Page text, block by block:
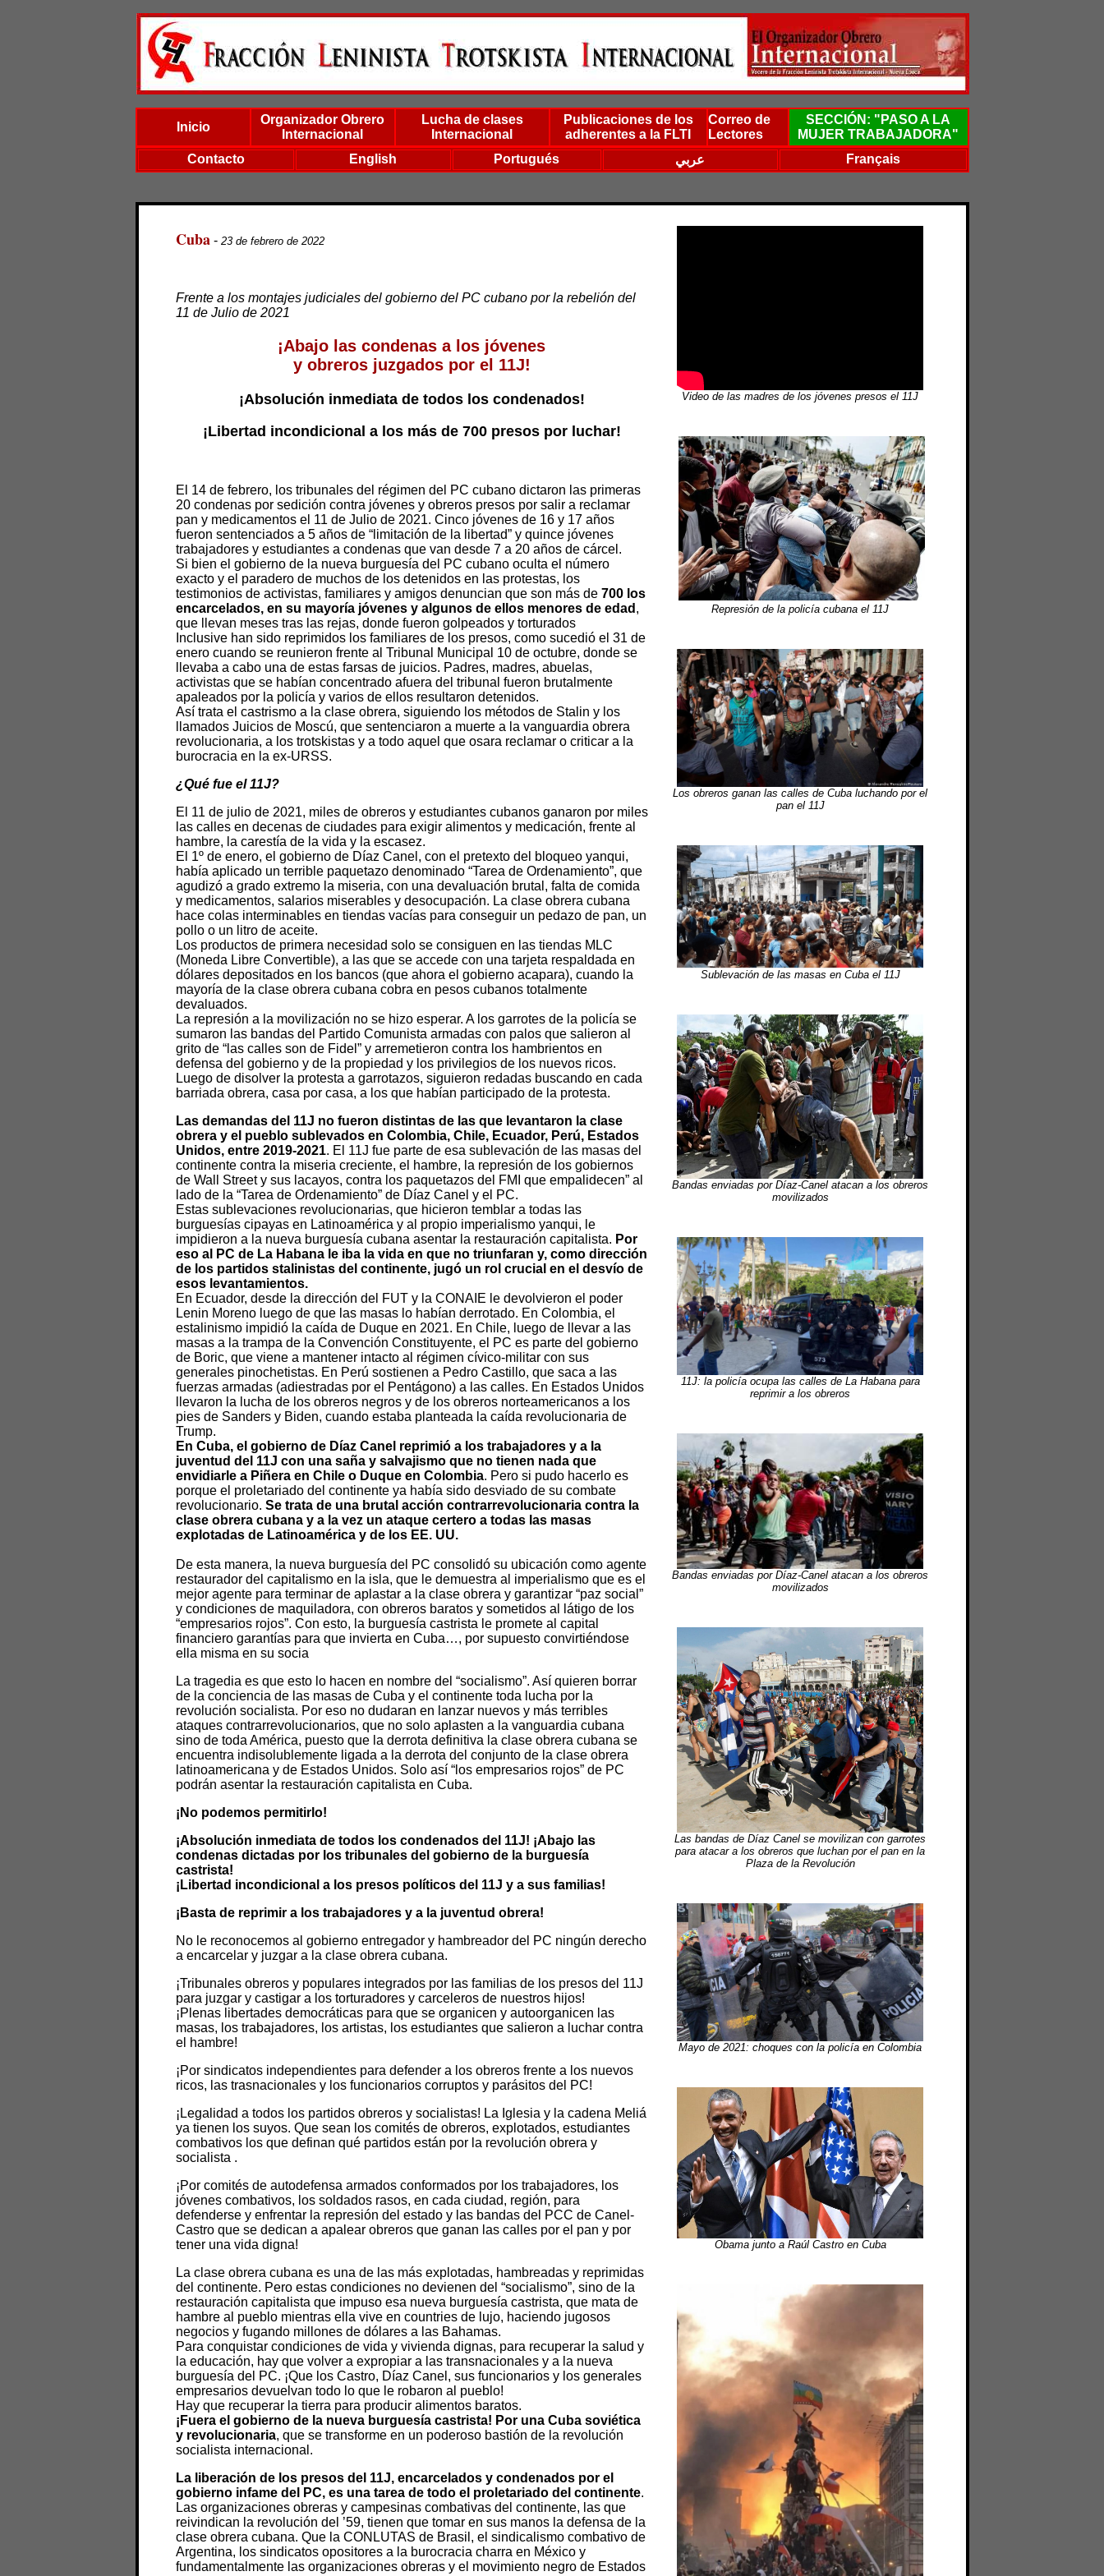
Inicio
Organizador Obrero
Internacional
Lucha de clases
Internacional
Publicaciones de los
adherentes a la FLTI
Correo de
Lectores
SECCIÓN: "PASO A LA
MUJER TRABAJADORA"
Contacto
English Portugués عربي Français
Cuba- 23 de febrero de 2022
Frente a los montajes judiciales del gobierno del PC cubano por la rebelión del
11 de Julio de 2021
¡Abajo las condenas a los jóvenes
y obreros juzgados por el 11J!
¡Absolución inmediata de todos los condenados!
¡Libertad incondicional a los más de 700 presos por luchar!
El 14 de febrero, los tribunales del régimen del PC cubano dictaron las primeras
20 condenas por sedición contra jóvenes y obreros presos por salir a reclamar
pan y medicamentos el 11 de Julio de 2021. Cinco jóvenes de 16 y 17 años
fueron sentenciados a 5 años de “limitación de la libertad” y quince jóvenes
trabajadores y estudiantes a condenas que van desde 7 a 20 años de cárcel.
Si bien el gobierno de la nueva burguesía del PC cubano oculta el número
exacto y el paradero de muchos de los detenidos en las protestas, los
testimonios de activistas, familiares y amigos denuncian que son más de 700 los
encarcelados, en su mayoría jóvenes y algunos de ellos menores de edad ,
que llevan meses tras las rejas, donde fueron golpeados y torturados
Inclusive han sido reprimidos los familiares de los presos, como sucedió el 31 de
enero cuando se reunieron frente al Tribunal Municipal 10 de octubre, donde se
llevaba a cabo una de estas farsas de juicios. Padres, madres, abuelas,
activistas que se habían concentrado afuera del tribunal fueron brutalmente
apaleados por la policía y varios de ellos resultaron detenidos.
Así trata el castrismo a la clase obrera, siguiendo los métodos de Stalin y los
llamados Juicios de Moscú, que sentenciaron a muerte a la vanguardia obrera
revolucionaria, a los trotskistas y a todo aquel que osara reclamar o criticar a la
burocracia en la ex-URSS.
¿Qué fue el 11J?
El 11 de julio de 2021, miles de obreros y estudiantes cubanos ganaron por miles
las calles en decenas de ciudades para exigir alimentos y medicación, frente al
hambre, la carestía de la vida y la escasez.
El 1º de enero, el gobierno de Díaz Canel, con el pretexto del bloqueo yanqui,
había aplicado un terrible paquetazo denominado “Tarea de Ordenamiento”, que
agudizó a grado extremo la miseria, con una devaluación brutal, falta de comida
y medicamentos, salarios miserables y desocupación. La clase obrera cubana
hace colas interminables en tiendas vacías para conseguir un pedazo de pan, un
pollo o un litro de aceite.
Los productos de primera necesidad solo se consiguen en las tiendas MLC
(Moneda Libre Convertible), a las que se accede con una tarjeta respaldada en
dólares depositados en los bancos (que ahora el gobierno acapara), cuando la
mayoría de la clase obrera cubana cobra en pesos cubanos totalmente
devaluados.
La represión a la movilización no se hizo esperar. A los garrotes de la policía se
sumaron las bandas del Partido Comunista armadas con palos que salieron al
grito de “las calles son de Fidel” y arremetieron contra los hambrientos en
defensa del gobierno y de la propiedad y los privilegios de los nuevos ricos.
Luego de disolver la protesta a garrotazos, siguieron redadas buscando en cada
barriada obrera, casa por casa, a los que habían participado de la protesta.
Las demandas del 11J no fueron distintas de las que levantaron la clase
obrera y el pueblo sublevados en Colombia, Chile, Ecuador, Perú, Estados
Unidos, entre 2019-2021. El 11J fue parte de esa sublevación de las masas del
continente contra la miseria creciente, el hambre, la represión de los gobiernos
de Wall Street y sus lacayos, contra los paquetazos del FMI que empalidecen” al
lado de la “Tarea de Ordenamiento” de Díaz Canel y el PC.
Estas sublevaciones revolucionarias, que hicieron temblar a todas las
burguesías cipayas en Latinoamérica y al propio imperialismo yanqui, le
impidieron a la nueva burguesía cubana asentar la restauración capitalista. Por
eso al PC de La Habana le iba la vida en que no triunfaran y, como dirección
de los partidos stalinistas del continente, jugó un rol crucial en el desvío de
esos levantamientos.
En Ecuador, desde la dirección del FUT y la CONAIE le devolvieron el poder
Lenin Moreno luego de que las masas lo habían derrotado. En Colombia, el
estalinismo impidió la caída de Duque en 2021. En Chile, luego de llevar a las
masas a la trampa de la Convención Constituyente, el PC es parte del gobierno
de Boric, que viene a mantener intacto al régimen cívico-militar con sus
generales pinochetistas. En Perú sostienen a Pedro Castillo, que saca a las
fuerzas armadas (adiestradas por el Pentágono) a las calles. En Estados Unidos
llevaron la lucha de los obreros negros y de los obreros norteamericanos a los
pies de Sanders y Biden, cuando estaba planteada la caída revolucionaria de
Trump.
En Cuba, el gobierno de Díaz Canel reprimió a los trabajadores y a la
juventud del 11J con una saña y salvajismo que no tienen nada que
envidiarle a Piñera en Chile o Duque en Colombia. Pero si pudo hacerlo es
porque el proletariado del continente ya había sido desviado de su combate
revolucionario. Se trata de una brutal acción contrarrevolucionaria contra la
clase obrera cubana y a la vez un ataque certero a todas las masas
explotadas de Latinoamérica y de los EE. UU.
De esta manera, la nueva burguesía del PC consolidó su ubicación como agente
restaurador del capitalismo en la isla, que le demuestra al imperialismo que es el
mejor agente para terminar de aplastar a la clase obrera y garantizar “paz social”
y condiciones de maquiladora, con obreros baratos y sometidos al látigo de los
“empresarios rojos”. Con esto, la burguesía castrista le promete al capital
financiero garantías para que invierta en Cuba…, por supuesto convirtiéndose
ella misma en su socia
La tragedia es que esto lo hacen en nombre del “socialismo”. Así quieren borrar
de la conciencia de las masas de Cuba y el continente toda lucha por la
revolución socialista. Por eso no dudaran en lanzar nuevos y más terribles
ataques contrarrevolucionarios, que no solo aplasten a la vanguardia cubana
sino de toda América, puesto que la derrota definitiva la clase obrera cubana se
encuentra indisolublemente ligada a la derrota del conjunto de la clase obrera
latinoamericana y de Estados Unidos. Solo así “los empresarios rojos” de PC
podrán asentar la restauración capitalista en Cuba.
¡No podemos permitirlo!
¡Absolución inmediata de todos los condenados del 11J! ¡Abajo las
condenas dictadas por los tribunales del gobierno de la burguesía
castrista!
¡Libertad incondicional a los presos políticos del 11J y a sus familias!
¡Basta de reprimir a los trabajadores y a la juventud obrera!
No le reconocemos al gobierno entregador y hambreador del PC ningún derecho
a encarcelar y juzgar a la clase obrera cubana.
¡Tribunales obreros y populares integrados por las familias de los presos del 11J
para juzgar y castigar a los torturadores y carceleros de nuestros hijos!
¡Plenas libertades democráticas para que se organicen y autoorganicen las
masas, los trabajadores, los artistas, los estudiantes que salieron a luchar contra
el hambre!
¡Por sindicatos independientes para defender a los obreros frente a los nuevos
ricos, las trasnacionales y los funcionarios corruptos y parásitos del PC!
¡Legalidad a todos los partidos obreros y socialistas! La Iglesia y la cadena Meliá
ya tienen los suyos. Que sean los comités de obreros, explotados, estudiantes
combativos los que definan qué partidos están por la revolución obrera y
socialista .
¡Por comités de autodefensa armados conformados por los trabajadores, los
jóvenes combativos, los soldados rasos, en cada ciudad, región, para
defenderse y enfrentar la represión del estado y las bandas del PCC de Canel-
Castro que se dedican a apalear obreros que ganan las calles por el pan y por
tener una vida digna!
La clase obrera cubana es una de las más explotadas, hambreadas y reprimidas
del continente. Pero estas condiciones no devienen del “socialismo”, sino de la
restauración capitalista que impuso esa nueva burguesía castrista, que mata de
hambre al pueblo mientras ella vive en countries de lujo, haciendo jugosos
negocios y fugando millones de dólares a las Bahamas.
Para conquistar condiciones de vida y vivienda dignas, para recuperar la salud y
la educación, hay que volver a expropiar a las transnacionales y a la nueva
burguesía del PC. ¡Que los Castro, Díaz Canel, sus funcionarios y los generales
empresarios devuelvan todo lo que le robaron al pueblo!
Hay que recuperar la tierra para producir alimentos baratos.
¡Fuera el gobierno de la nueva burguesía castrista! Por una Cuba soviética
y revolucionaria, que se transforme en un poderoso bastión de la revolución
socialista internacional.
La liberación de los presos del 11J, encarcelados y condenados por el
gobierno infame del PC, es una tarea de todo el proletariado del continente.
Las organizaciones obreras y campesinas combativas del continente, las que
reivindican la revolución del ’59, tienen que tomar en sus manos la defensa de la
clase obrera cubana. Que la CONLUTAS de Brasil, el sindicalismo combativo de
Argentina, los sindicatos opositores a la burocracia charra en México y
fundamentalmente las organizaciones obreras y el movimiento negro de Estados
Video de las madres de los jóvenes presos el 11J
Represión de la policía cubana el 11J
Los obreros ganan las calles de Cuba luchando por el
pan el 11J
Sublevación de las masas en Cuba el 11J
Bandas enviadas por Díaz-Canel atacan a los obreros
movilizados
11J: la policía ocupa las calles de La Habana para
reprimir a los obreros
Bandas enviadas por Díaz-Canel atacan a los obreros
movilizados
Las bandas de Díaz Canel se movilizan con garrotes
para atacar a los obreros que luchan por el pan en la
Plaza de la Revolución
Mayo de 2021: choques con la policía en Colombia
Obama junto a Raúl Castro en Cuba